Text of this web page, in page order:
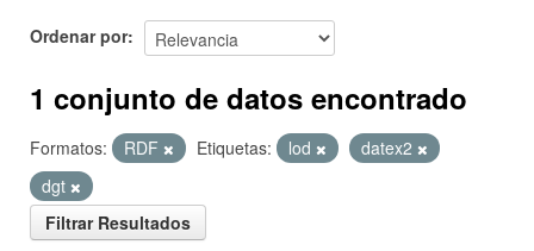
Ordenar por
1 conjunto de datos encontrado
Formatos: RDF Etiquetas: lod
datex2
dgt
Filtrar Resultados